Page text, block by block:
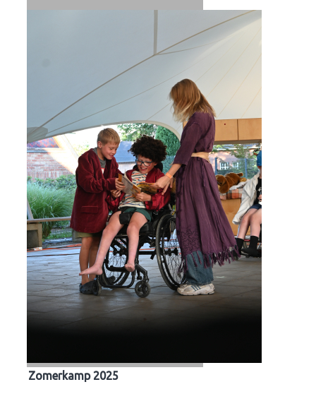
Zomerkamp 2025